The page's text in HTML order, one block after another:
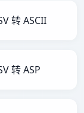
转 ASCII
转 ASP